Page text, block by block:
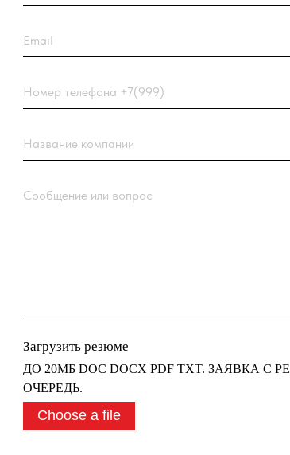
Сообщение или вопрос
Нажимая кнопку “Отправить заявку” вы соглашаетесь
Политикой обработки персональных данныхкомпании
Отправить заявку